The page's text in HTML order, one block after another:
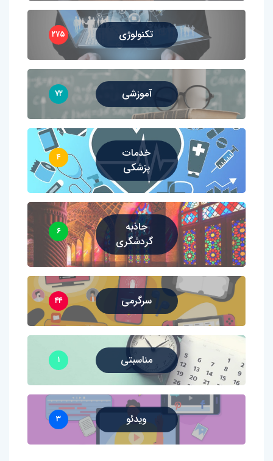
تکنولوژی ۲۷۵
آموزشی ۷۲
خدمات
پزشکی
۴
جاذبه
گردشگری
۶
سرگرمی ۴۴
مناسبتی ۱
ویدئو ۳